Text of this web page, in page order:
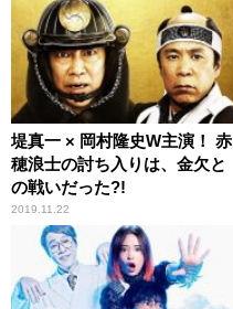
堤真一 × 岡村隆史W主演！ 赤
穂浪士の討ち入りは、金欠と
の戦いだった?!
2019.11.22